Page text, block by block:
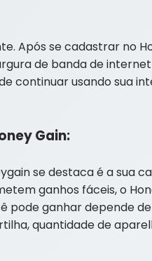
Após se cadastrar no
de banda de
continuar usando sua
Gain:
se destaca é a sua
ganhos fáceis, o
pode ganhar depende
quantidade de